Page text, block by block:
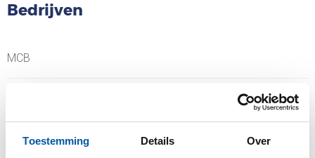
Toestemming Details Over
Bedrijven
MCB
MCB Direct